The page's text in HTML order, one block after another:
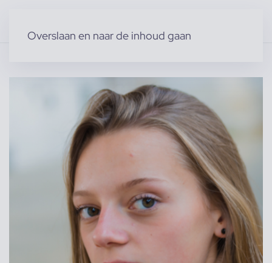
Overslaan en naar de inhoud gaan